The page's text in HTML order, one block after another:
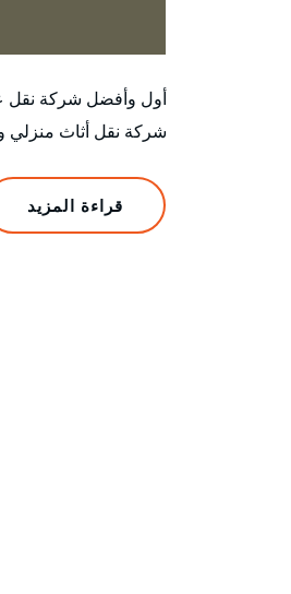
أول وأفضل شركة نقل
شركة نقل أثاث منزلي
قراءة المزيد